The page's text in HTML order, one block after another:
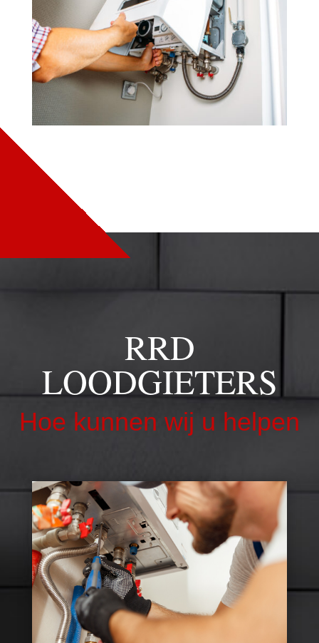
RRD
LOODGIETERS
Hoe kunnen wij u helpen